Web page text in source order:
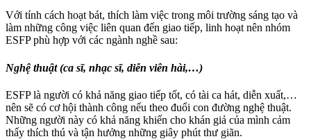
Với tính cách hoạt bát, thích làm việc trong môi trường sáng tạo và
làm những công việc liên quan đến giao tiếp, linh hoạt nên nhóm
ESFP phù hợp với các ngành nghề sau:
Nghệ thuật (ca sĩ, nhạc sĩ, diễn viên hài,…)
ESFP là người có khả năng giao tiếp tốt, có tài ca hát, diễn xuất,…
nên sẽ có cơ hội thành công nếu theo đuổi con đường nghệ thuật.
Những người này có khả năng khiến cho khán giả của mình cảm
thấy thích thú và tận hưởng những giây phút thư giãn.